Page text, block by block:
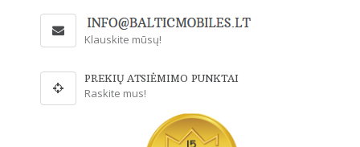
Klauskite mūsų!
PREKIŲ ATSIĖMIMO PUNKTAI
Raskite mus!